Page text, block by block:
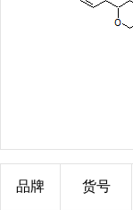
品牌 货号